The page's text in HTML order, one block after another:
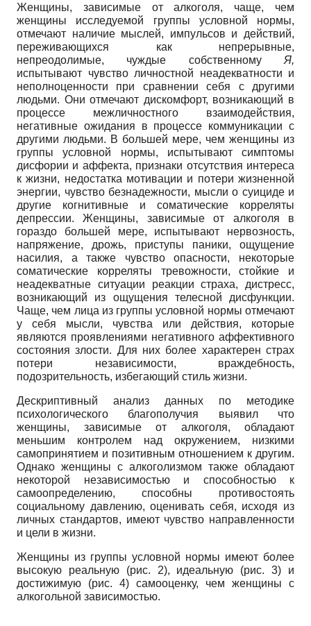
Женщины, зависимые от алкоголя, чаще, чем
женщины исследуемой группы условной нормы,
отмечают наличие мыслей, импульсов и действий,
переживающихся как непрерывные,
непреодолимые, чуждые собственному Я,
испытывают чувство личностной неадекватности и
неполноценности при сравнении себя с другими
людьми. Они отмечают дискомфорт, возникающий в
процессе межличностного взаимодействия,
негативные ожидания в процессе коммуникации с
другими людьми. В большей мере, чем женщины из
группы условной нормы, испытывают симптомы
дисфории и аффекта, признаки отсутствия интереса
к жизни, недостатка мотивации и потери жизненной
энергии, чувство безнадежности, мысли о суициде и
другие когнитивные и соматические корреляты
депрессии. Женщины, зависимые от алкоголя в
гораздо большей мере, испытывают нервозность,
напряжение, дрожь, приступы паники, ощущение
насилия, а также чувство опасности, некоторые
соматические корреляты тревожности, стойкие и
неадекватные ситуации реакции страха, дистресс,
возникающий из ощущения телесной дисфункции.
Чаще, чем лица из группы условной нормы отмечают
у себя мысли, чувства или действия, которые
являются проявлениями негативного аффективного
состояния злости. Для них более характерен страх
потери независимости, враждебность,
подозрительность, избегающий стиль жизни.
Дескриптивный анализ данных по методике
психологического благополучия выявил что
женщины, зависимые от алкоголя, обладают
меньшим контролем над окружением, низкими
самопринятием и позитивным отношением к другим.
Однако женщины с алкоголизмом также обладают
некоторой независимостью и способностью к
самоопределению, способны противостоять
социальному давлению, оценивать себя, исходя из
личных стандартов, имеют чувство направленности
и цели в жизни.
Женщины из группы условной нормы имеют более
высокую реальную (рис. 2), идеальную (рис. 3) и
достижимую (рис. 4) самооценку, чем женщины с
алкогольной зависимостью.